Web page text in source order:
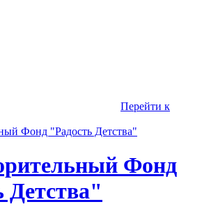
Перейти к
Фонд
Детства"